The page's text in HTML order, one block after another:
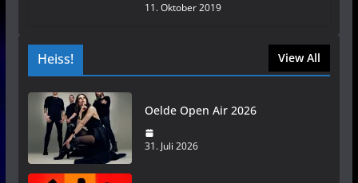
11. Oktober 2019
Heiss! View All
Oelde Open Air 2026
31. Juli 2026